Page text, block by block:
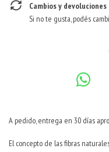
Cambios y devoluciones
Si no te gusta, podés
A pedido, entrega en 30 días
El concepto de las fibras